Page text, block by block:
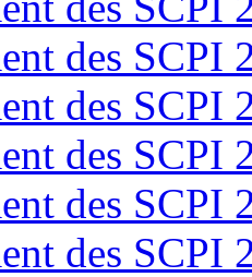
des SCPI
des SCPI
des SCPI
des SCPI
des SCPI